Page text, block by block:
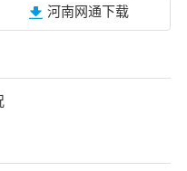
河南网通下载